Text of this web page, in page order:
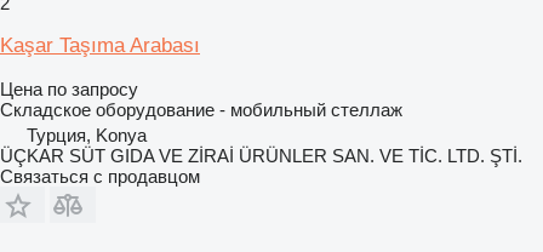
Kaşar Taşıma Arabası
Цена по запросу
Складское оборудование - мобильный стеллаж
Турция, Konya
ÜÇKAR SÜT GIDA VE ZİRAİ ÜRÜNLER SAN. VE TİC. LTD. ŞTİ.
Связаться с продавцом